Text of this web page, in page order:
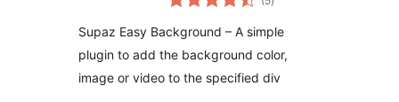
background
hodnocení
Supaz Easy Background – A simple
plugin to add the background color,
image or video to the specified div